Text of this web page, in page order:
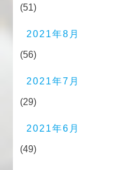
(51)
2021年8月
(56)
2021年7月
(29)
2021年6月
(49)